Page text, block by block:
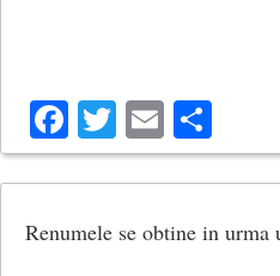
Facebook
Twitter
Email
Renumele se obtine in urma